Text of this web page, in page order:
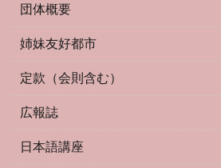
団体概要
姉妹友好都市
定款（会則含む）
広報誌
日本語講座